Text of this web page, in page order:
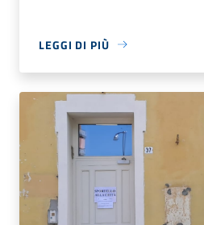
LEGGI DI PIÙ